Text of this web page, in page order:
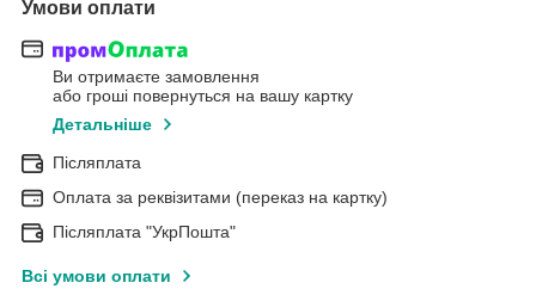
Умови оплати
Ви отримаєте замовлення
або гроші повернуться на вашу картку
Детальніше
Післяплата
Оплата за реквізитами (переказ на картку)
Післяплата "УкрПошта"
Всі умови оплати